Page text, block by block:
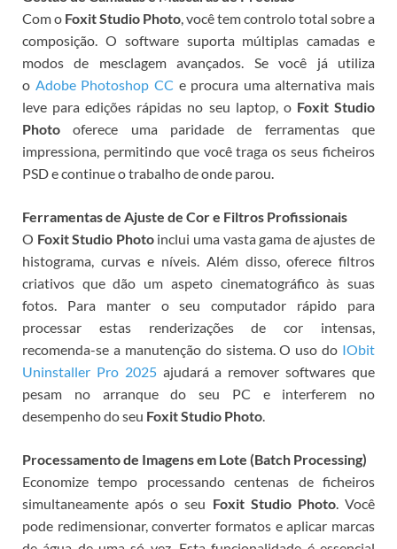
Com o Foxit Studio Photo, você tem controlo total sobre a
composição. O software suporta múltiplas camadas e
modos de mesclagem avançados. Se você já utiliza
o Adobe Photoshop CC e procura uma alternativa mais
leve para edições rápidas no seu laptop, o Foxit Studio
Photo oferece uma paridade de ferramentas que
impressiona, permitindo que você traga os seus ficheiros
PSD e continue o trabalho de onde parou.
Ferramentas de Ajuste de Cor e Filtros Profissionais
O Foxit Studio Photoinclui uma vasta gama de ajustes de
histograma, curvas e níveis. Além disso, oferece filtros
criativos que dão um aspeto cinematográfico às suas
fotos. Para manter o seu computador rápido para
processar estas renderizações de cor intensas,
recomenda-se a manutenção do sistema. O uso do IObit
Uninstaller Pro 2025ajudará a remover softwares que
pesam no arranque do seu PC e interferem no
desempenho do seu Foxit Studio Photo.
Processamento de Imagens em Lote (Batch Processing)
Economize tempo processando centenas de ficheiros
simultaneamente após o seu Foxit Studio Photo. Você
pode redimensionar, converter formatos e aplicar marcas